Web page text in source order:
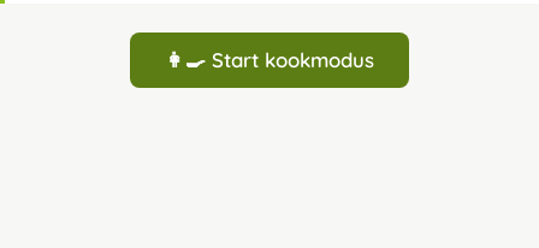
👩‍🍳 Start kookmodus